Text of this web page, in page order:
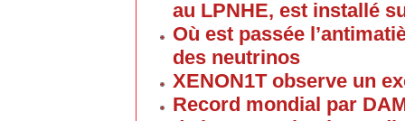
au LPNHE, est installé
Où est passée
des neutrinos
XENON1T observe un
Record mondial par